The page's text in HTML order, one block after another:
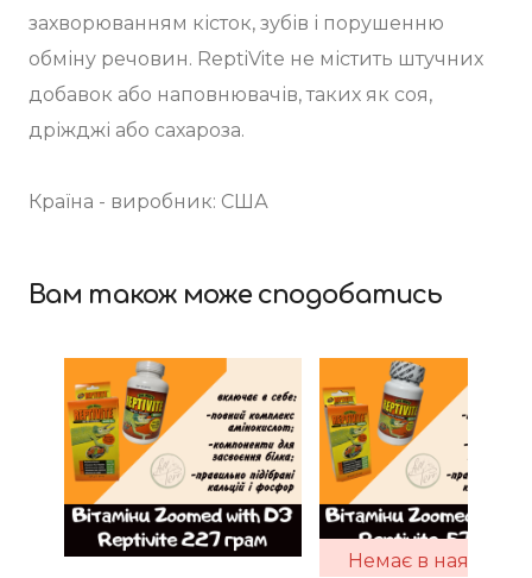
захворюванням кісток, зубів і порушенню
обміну речовин. ReptiVite не містить штучних
добавок або наповнювачів, таких як соя,
дріжджі або сахароза.
Країна - виробник: США
Вам також може сподобатись
Немає в наявності